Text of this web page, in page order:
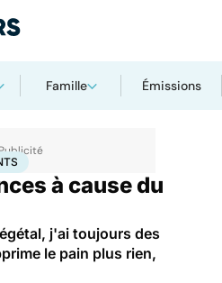
Famille Émissions
à cause du
j'ai toujours des
le pain plus rien,